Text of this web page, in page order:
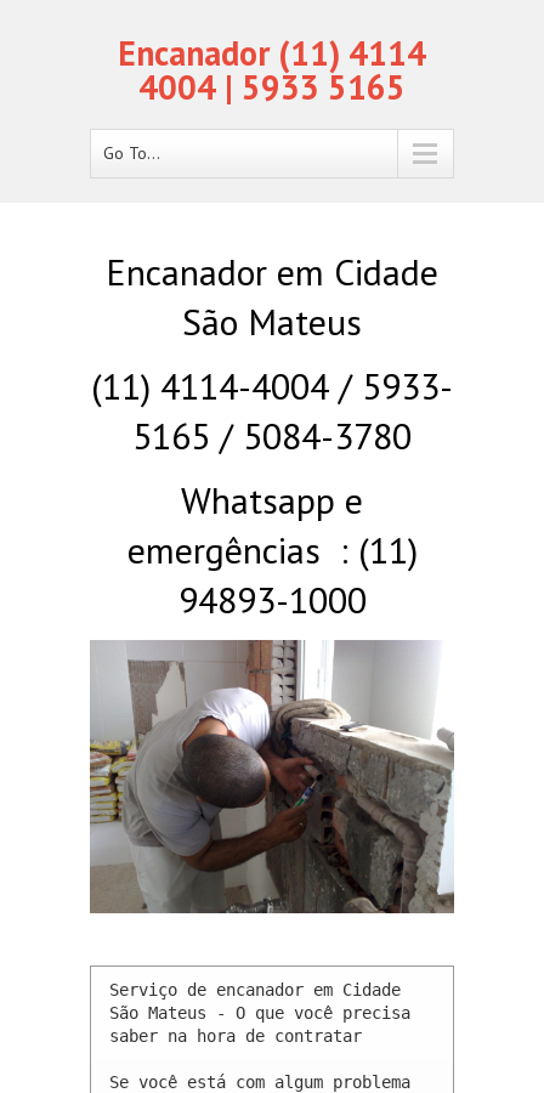
Encanador (11) 4114
4004 | 5933 5165
Go To...
Encanador em Cidade
São Mateus
(11) 4114-4004 / 5933-
5165 / 5084-3780
Whatsapp e
emergências : (11)
94893-1000
Serviço de encanador em Cidade
São Mateus - O que você precisa
saber na hora de contratar
Se você está com algum problema